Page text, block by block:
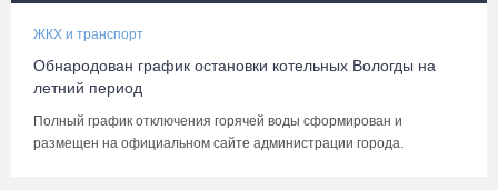
ЖКХ и транспорт
Обнародован график остановки котельных Вологды на
летний период
Полный график отключения горячей воды сформирован и
размещен на официальном сайте администрации города.